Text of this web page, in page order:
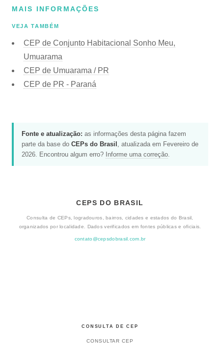
MAIS INFORMAÇÕES
VEJA TAMBÉM
CEP de Conjunto Habitacional Sonho Meu,
Umuarama
CEP de Umuarama / PR
CEP de PR - Paraná
Fonte e atualização: as informações desta página fazem
parte da base do CEPs do Brasil , atualizada em Fevereiro de
2026. Encontrou algum erro? Informe uma correção.
CEPS DO BRASIL
Consulta de CEPs, logradouros, bairros, cidades e estados do Brasil,
organizados por localidade. Dados verificados em fontes públicas e oficiais.
contato@cepsdobrasil.com.br
CONSULTA DE CEP
CONSULTAR CEP